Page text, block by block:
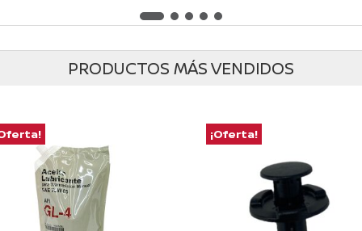
original
era:
$1,960.61.
precio
actual
es:
$1,725.33.
original
era:
$4,725.57.
PRODUCTOS MÁS VENDIDOS
¡Oferta!